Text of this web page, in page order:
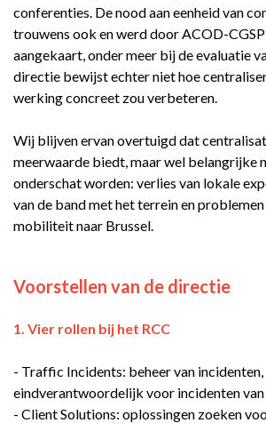
conferenties. De nood aan eenheid van
trouwens ook en werd door ACOD-
aangekaart, onder meer bij de evaluatie
directie bewijst echter niet hoe
werking concreet zou verbeteren.
Wij blijven ervan overtuigd dat
meerwaarde biedt, maar wel belangrijke
onderschat worden: verlies van lokale
van de band met het terrein en
mobiliteit naar Brussel.
Voorstellen van de directie
1. Vier rollen bij het RCC
- Traffic Incidents: beheer van incidenten,
eindverantwoordelijk voor incidenten van
- Client Solutions: oplossingen zoeken